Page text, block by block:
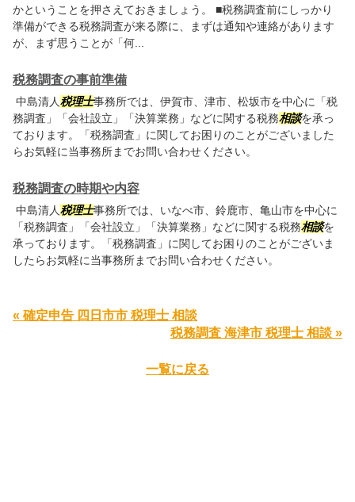
かということを押さえておきましょう。 ■税務調査前にしっかり
準備ができる税務調査が来る際に、まずは通知や連絡があります
が、まず思うことが「何...
税務調査の事前準備
中島清人税理士事務所では、伊賀市、津市、松坂市を中心に「税
務調査」「会社設立」「決算業務」などに関する税務相談を承っ
ております。「税務調査」に関してお困りのことがございました
らお気軽に当事務所までお問い合わせください。
税務調査の時期や内容
中島清人税理士事務所では、いなべ市、鈴鹿市、亀山市を中心に
「税務調査」「会社設立」「決算業務」などに関する税務相談を
承っております。「税務調査」に関してお困りのことがございま
したらお気軽に当事務所までお問い合わせください。
« 確定申告 四日市市 税理士 相談
税務調査 海津市 税理士 相談 »
一覧に戻る